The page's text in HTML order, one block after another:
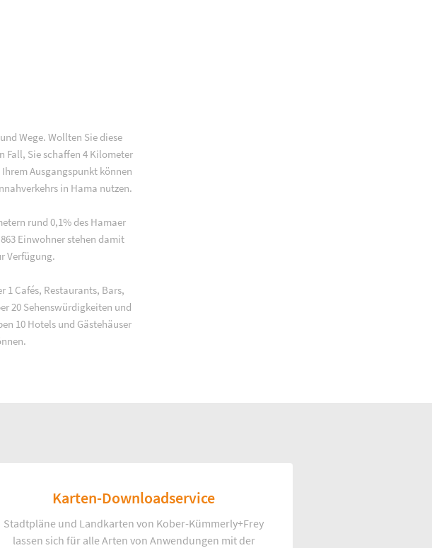
Wege. Wollten Sie diese
Fall, Sie schaffen 4 Kilometer
Ausgangspunkt können
in Hama nutzen.
rund 0,1% des Hamaer
Einwohner stehen damit
Verfügung.
1 Cafés, Restaurants, Bars,
20 Sehenswürdigkeiten und
10 Hotels und Gästehäuser
Karten-Downloadservice
Stadtpläne und Landkarten von Kober-Kümmerly+Frey
lassen sich für alle Arten von Anwendungen mit der